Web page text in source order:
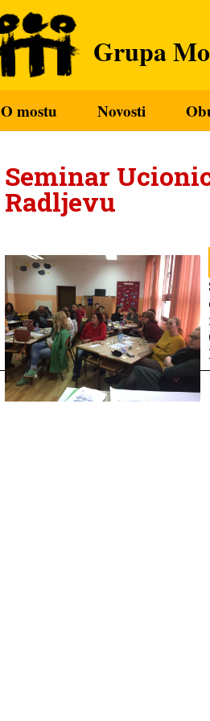
Grupa
O mostu Novosti
Seminar
Radljevu